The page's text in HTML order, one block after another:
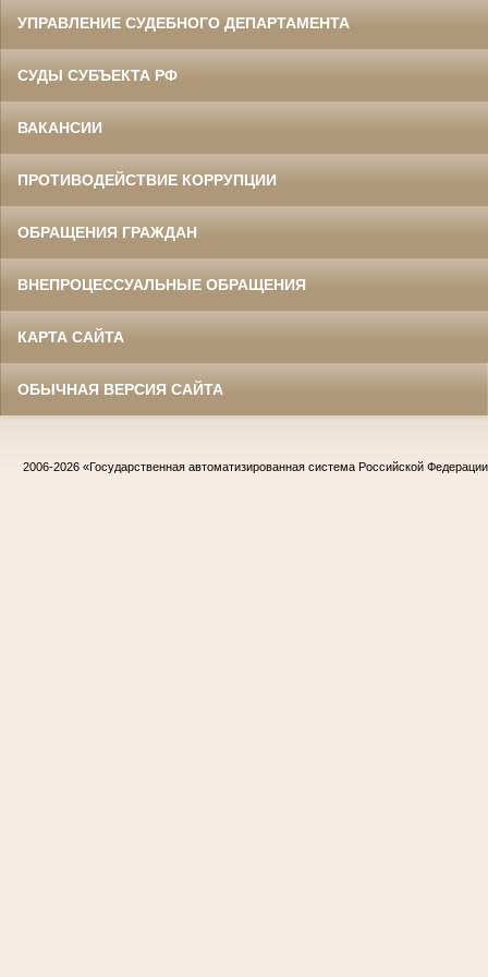
УПРАВЛЕНИЕ СУДЕБНОГО ДЕПАРТАМЕНТА
СУДЫ СУБЪЕКТА РФ
ВАКАНСИИ
ПРОТИВОДЕЙСТВИЕ КОРРУПЦИИ
ОБРАЩЕНИЯ ГРАЖДАН
ВНЕПРОЦЕССУАЛЬНЫЕ ОБРАЩЕНИЯ
КАРТА САЙТА
ОБЫЧНАЯ ВЕРСИЯ САЙТА
2006-2026 «Государственная автоматизированная система Российской